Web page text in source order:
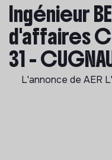
Ingénieur
d'affaires
31 -
L'annonce de AER